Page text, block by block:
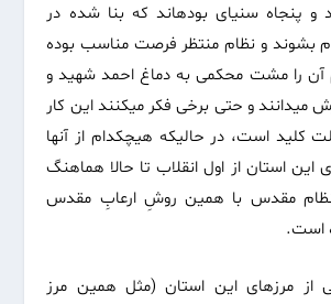
و پنجاه سنی‏ای بوده‏اند که بنا شده در
بشوند و نظام منتظر فرصت مناسب بوده
را مشت محکمی به دماغ احمد شهید و
و حتی برخی فکر می‏کنند این کار
کلید است، در حالیکه هیچکدام از آنها
استان از اول انقلاب تا حالا هماهنگ
مقدس با همین روشِ ارعابِ مقدس
است.
از مرزهای این استان (مثل همین مرز